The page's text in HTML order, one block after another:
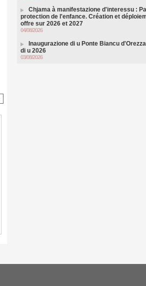
Chjama à manifestazione d'interessu :
protection de l'enfance. Création et
offre sur 2026 et 2027
04/08/2026
Inaugurazione di u Ponte Biancu
di u 2026
03/08/2026